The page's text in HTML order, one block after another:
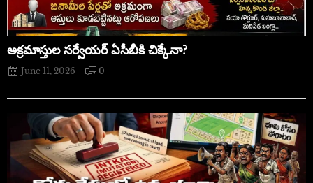
అక్రమాస్తుల సర్వేయర్ ఏసీబీకి చిక్కేనా?
June 11, 2026 0